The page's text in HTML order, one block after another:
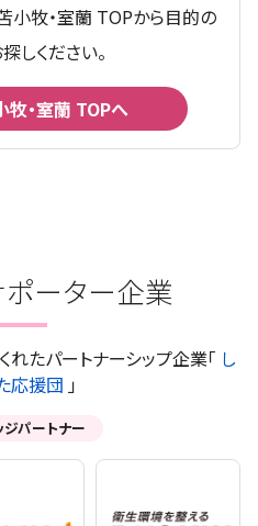
小牧・室蘭 TOPから目的の
しください。
牧・室蘭 TOPへ
ポーター企業
れたパートナーシップ企業「 し
応援団 」
ジパートナー